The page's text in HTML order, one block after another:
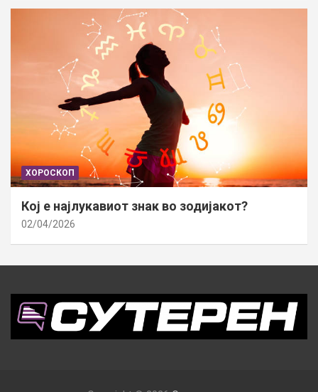
ХОРОСКОП
Кој е најлукавиот знак во зодијакот?
02/04/2026